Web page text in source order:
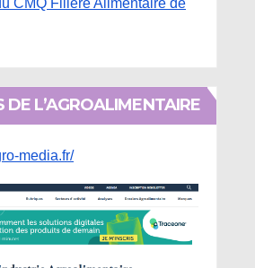
CMQ Filière Alimentaire de
DE L’AGROALIMENTAIRE
media.fr/